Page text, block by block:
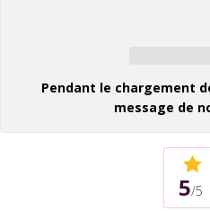
Pendant le chargement
message de
5/5